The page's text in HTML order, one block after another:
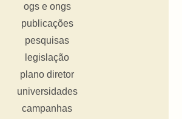
ogs e ongs
publicações
pesquisas
legislação
plano diretor
universidades
campanhas